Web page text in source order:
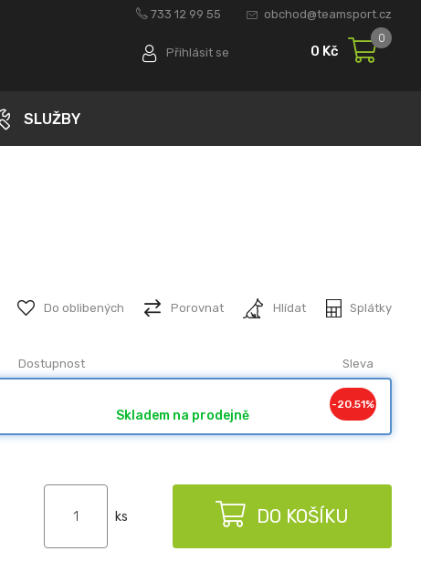
733 12 99 55 obchod@teamsport.cz
Přihlásit se 0 Kč
0
SLUŽBY
Do oblibených Porovnat Hlídat Splátky
Dostupnost Sleva
Skladem na prodejně
-20.51%
ks DO KOŠÍKU